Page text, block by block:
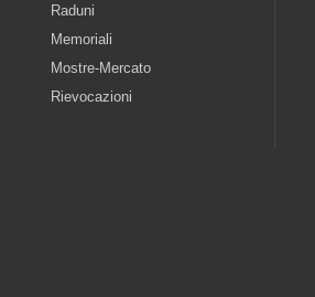
Raduni
Memoriali
Mostre-Mercato
Rievocazioni